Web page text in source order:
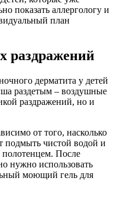
показать аллергологу и
план
раздражений
дерматита у детей
раздетым – воздушные
раздражений, но и
от того, насколько
подмыть чистой водой и
После
нужно использовать
моющий гель для